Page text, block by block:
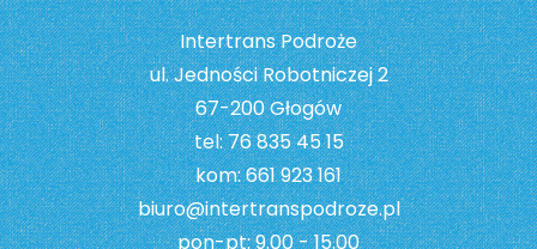
Intertrans Podroże
ul. Jedności Robotniczej 2
67-200 Głogów
tel: 76 835 45 15
kom: 661 923 161
biuro@intertranspodroze.pl
pon-pt: 9.00 - 15.00